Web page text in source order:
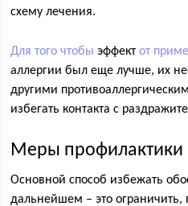
схему лечения.
Для того чтобы эффектот
аллергии был еще лучше, их
другими
избегать контакта с
Меры профилактики
Основной способ избежать
дальнейшем – это ограничить,